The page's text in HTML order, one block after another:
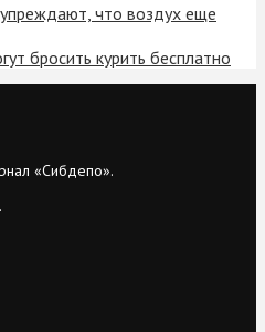
что воздух еще
бросить курить бесплатно
«Сибдепо».